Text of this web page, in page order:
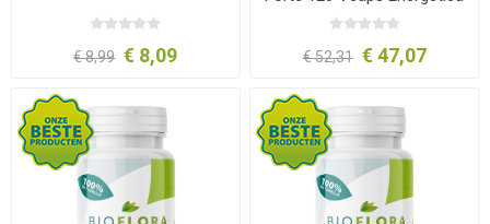
€ 8,99 € 8,09
Natura
€ 52,31 € 47,07